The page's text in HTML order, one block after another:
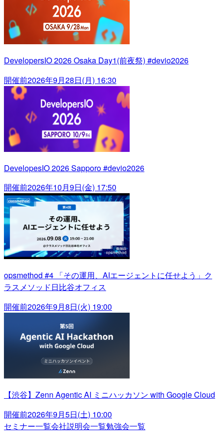
DevelopersIO 2026 Osaka Day1(前夜祭) #devio2026
開催前2026年9月28日(月) 16:30
DevelopesIO 2026 Sapporo #devio2026
開催前2026年10月9日(金) 17:50
opsmethod #4 「その運用、AIエージェントに任せよう」ク
ラスメソッド日比谷オフィス
開催前2026年9月8日(火) 19:00
【渋谷】Zenn Agentic AI ミニハッカソン with Google Cloud
開催前2026年9月5日(土) 10:00
セミナー一覧会社説明会一覧勉強会一覧